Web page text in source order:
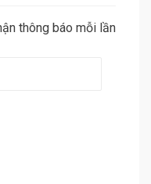
thông báo mỗi lần